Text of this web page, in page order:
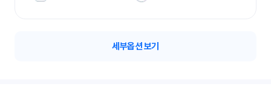
세부옵션 보기